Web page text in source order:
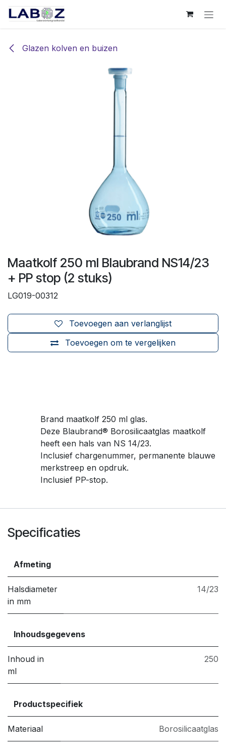
Overslaan naar inhoud
Glazen kolven en buizen
Maatkolf 250 ml Blaubrand NS14/23
+ PP stop (2 stuks)
LG019-00312
Toevoegen om te vergelijken
Toevoegen aan verlanglijst
Brand maatkolf 250 ml glas.
Deze Blaubrand® Borosilicaatglas maatkolf
heeft een hals van NS 14/23.
Inclusief chargenummer, permanente blauwe
merkstreep en opdruk.
Inclusief PP-stop.
Specificaties
Afmeting
Halsdiameter
in mm
14/23
Inhoudsgegevens
Inhoud in
ml
250
Productspecifiek
Materiaal Borosilicaatglas